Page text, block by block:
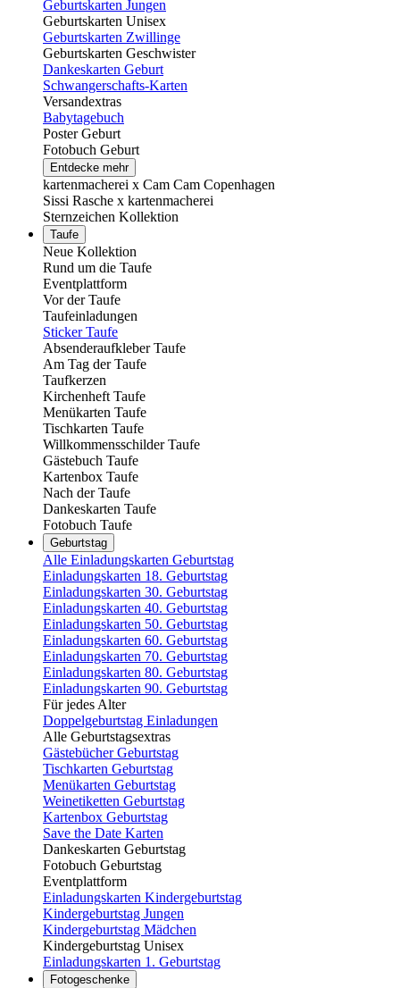
Geburtskarten Jungen
Geburtskarten Unisex
Geburtskarten Zwillinge
Geburtskarten Geschwister
Dankeskarten Geburt
Schwangerschafts-Karten
Versandextras
Babytagebuch
Poster Geburt
Fotobuch Geburt
Entdecke mehr
kartenmacherei x Cam Cam Copenhagen
Sissi Rasche x kartenmacherei
Sternzeichen Kollektion
Taufe
Neue Kollektion
Rund um die Taufe
Eventplattform
Vor der Taufe
Taufeinladungen
Sticker Taufe
Absenderaufkleber Taufe
Am Tag der Taufe
Taufkerzen
Kirchenheft Taufe
Menükarten Taufe
Tischkarten Taufe
Willkommensschilder Taufe
Gästebuch Taufe
Kartenbox Taufe
Nach der Taufe
Dankeskarten Taufe
Fotobuch Taufe
Geburtstag
Alle Einladungskarten Geburtstag
Einladungskarten 18. Geburtstag
Einladungskarten 30. Geburtstag
Einladungskarten 40. Geburtstag
Einladungskarten 50. Geburtstag
Einladungskarten 60. Geburtstag
Einladungskarten 70. Geburtstag
Einladungskarten 80. Geburtstag
Einladungskarten 90. Geburtstag
Für jedes Alter
Doppelgeburtstag Einladungen
Alle Geburtstagsextras
Gästebücher Geburtstag
Tischkarten Geburtstag
Menükarten Geburtstag
Weinetiketten Geburtstag
Kartenbox Geburtstag
Save the Date Karten
Dankeskarten Geburtstag
Fotobuch Geburtstag
Eventplattform
Einladungskarten Kindergeburtstag
Kindergeburtstag Jungen
Kindergeburtstag Mädchen
Kindergeburtstag Unisex
Einladungskarten 1. Geburtstag
Fotogeschenke